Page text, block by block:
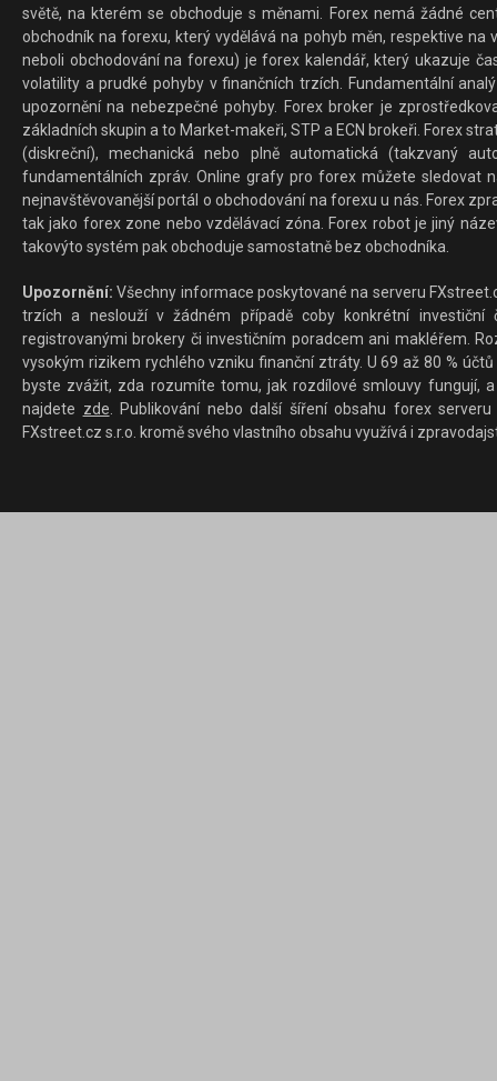
světě, na kterém se obchoduje s měnami. Forex nemá žádné
obchodník na forexu, který vydělává na pohyb měn, respektive
neboli obchodování na forexu) je forex kalendář, který ukazuje
volatility a prudké pohyby v finančních trzích. Fundamentální
upozornění na nebezpečné pohyby. Forex broker je
základních skupin a to Market-makeři, STP a ECN brokeři. Forex
(diskreční), mechanická nebo plně automatická (takzvaný
fundamentálních zpráv. Online grafy pro forex můžete sledovat
nejnavštěvovanější portál o obchodování na forexu u nás. Forex
tak jako forex zone nebo vzdělávací zóna. Forex robot je jiný
takovýto systém pak obchoduje samostatně bez obchodníka.
Upozornění: Všechny informace poskytované na serveru
trzích a neslouží v žádném případě coby konkrétní investiční
registrovanými brokery či investičním poradcem ani makléřem.
vysokým rizikem rychlého vzniku finanční ztráty. U 69 až 80 %
byste zvážit, zda rozumíte tomu, jak rozdílové smlouvy fungují,
najdete zde . Publikování nebo další šíření obsahu forex
FXstreet.cz s.r.o. kromě svého vlastního obsahu využívá i